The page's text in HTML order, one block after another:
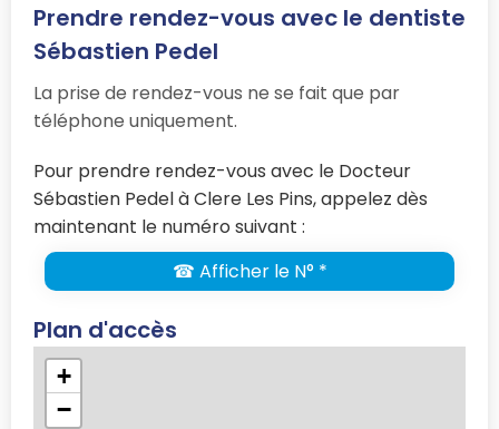
Prendre rendez-vous avec le dentiste
Sébastien Pedel
La prise de rendez-vous ne se fait que par
téléphone uniquement.
Pour prendre rendez-vous avec le Docteur
Sébastien Pedel à Clere Les Pins, appelez dès
maintenant le numéro suivant :
☎ Afficher le N° *
Plan d'accès
+
−